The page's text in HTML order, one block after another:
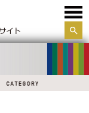
サイ